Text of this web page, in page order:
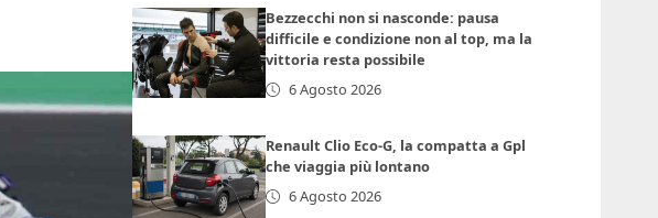
Bezzecchi non si nasconde: pausa
difficile e condizione non al top, ma la
vittoria resta possibile
6 Agosto 2026
Renault Clio Eco-G, la compatta a Gpl
che viaggia più lontano
6 Agosto 2026